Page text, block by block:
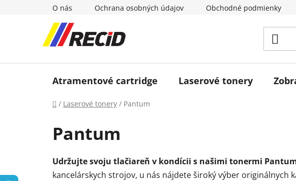
O nás Ochrana osobných údajov Obchodné podmienky
Atramentové cartridge Laserové tonery
Domov
/ Laserové tonery / Pantum
Pantum
Udržujte svoju tlačiareň v kondícii s našimi tonermi
kancelárskych strojov, u nás nájdete široký výber originálnych